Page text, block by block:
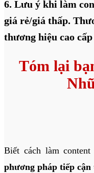
6. Lưu ý khi làm
giá rẻ/giá thấp.
thương hiệu cao cấp
Tóm lại
Biết cách làm
phương pháp tiếp